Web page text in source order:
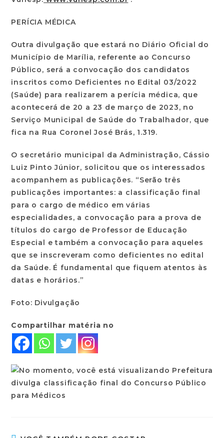
PERÍCIA MÉDICA
Outra divulgação que estará no Diário Oficial do
Município de Marília, referente ao Concurso
Público, será a convocação dos candidatos
inscritos como Deficientes no Edital 03/2022
(Saúde) para realizarem a perícia médica, que
acontecerá de 20 a 23 de março de 2023, no
Serviço Municipal de Saúde do Trabalhador, que
fica na Rua Coronel José Brás, 1.319.
O secretário municipal da Administração, Cássio
Luiz Pinto Júnior, solicitou que os interessados
acompanhem as publicações. “Serão três
publicações importantes: a classificação final
para o cargo de médico em várias
especialidades, a convocação para a prova de
títulos do cargo de Professor de Educação
Especial e também a convocação para aqueles
que se inscreveram como deficientes no edital
da Saúde. É fundamental que fiquem atentos às
datas e horários.”
Foto: Divulgação
Compartilhar matéria no